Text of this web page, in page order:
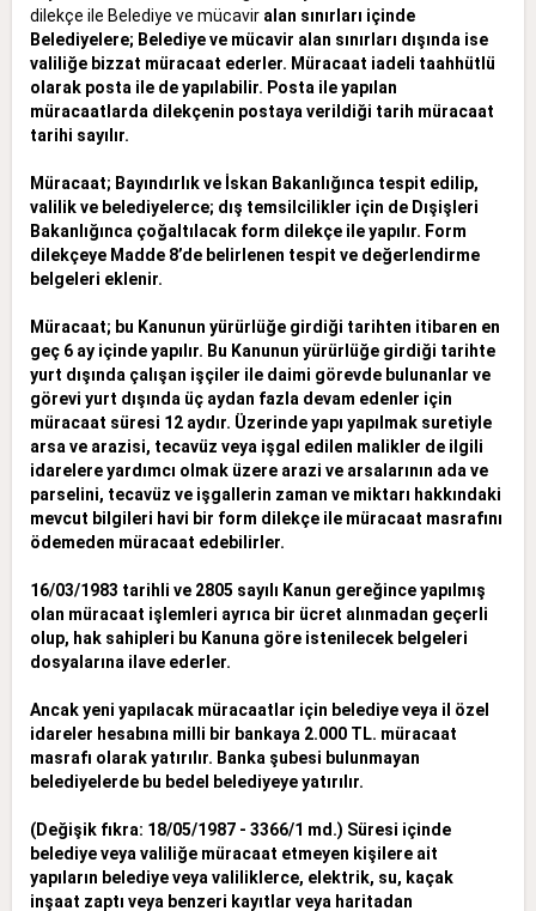
dilekçe ile Belediye ve mücavir alan sınırları içinde
Belediyelere; Belediye ve mücavir alan sınırları dışında ise
valiliğe bizzat müracaat ederler. Müracaat iadeli taahhütlü
olarak posta ile de yapılabilir. Posta ile yapılan
müracaatlarda dilekçenin postaya verildiği tarih müracaat
tarihi sayılır.
Müracaat; Bayındırlık ve İskan Bakanlığınca tespit edilip,
valilik ve belediyelerce; dış temsilcilikler için de Dışişleri
Bakanlığınca çoğaltılacak form dilekçe ile yapılır. Form
dilekçeye Madde 8’de belirlenen tespit ve değerlendirme
belgeleri eklenir.
Müracaat; bu Kanunun yürürlüğe girdiği tarihten itibaren en
geç 6 ay içinde yapılır. Bu Kanunun yürürlüğe girdiği tarihte
yurt dışında çalışan işçiler ile daimi görevde bulunanlar ve
görevi yurt dışında üç aydan fazla devam edenler için
müracaat süresi 12 aydır. Üzerinde yapı yapılmak suretiyle
arsa ve arazisi, tecavüz veya işgal edilen malikler de ilgili
idarelere yardımcı olmak üzere arazi ve arsalarının ada ve
parselini, tecavüz ve işgallerin zaman ve miktarı hakkındaki
mevcut bilgileri havi bir form dilekçe ile müracaat masrafını
ödemeden müracaat edebilirler.
16/03/1983 tarihli ve 2805 sayılı Kanun gereğince yapılmış
olan müracaat işlemleri ayrıca bir ücret alınmadan geçerli
olup, hak sahipleri bu Kanuna göre istenilecek belgeleri
dosyalarına ilave ederler.
Ancak yeni yapılacak müracaatlar için belediye veya il özel
idareler hesabına milli bir bankaya 2.000 TL. müracaat
masrafı olarak yatırılır. Banka şubesi bulunmayan
belediyelerde bu bedel belediyeye yatırılır.
(Değişik fıkra: 18/05/1987 - 3366/1 md.) Süresi içinde
belediye veya valiliğe müracaat etmeyen kişilere ait
yapıların belediye veya valiliklerce, elektrik, su, kaçak
inşaat zaptı veya benzeri kayıtlar veya haritadan